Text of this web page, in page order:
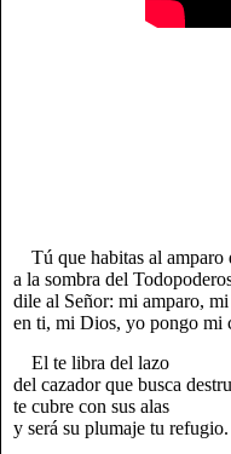
Tú que habitas al
a la sombra del
dile al Señor: mi amparo,
en ti, mi Dios, yo pongo mi
El te libra del lazo
del cazador que busca
te cubre con sus alas
y será su plumaje tu refugio.